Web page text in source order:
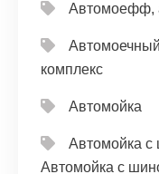
Автомоефф,
комплекс
Автомойка
Автомойка с
Автомойка с